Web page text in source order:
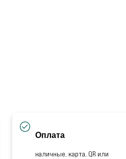
Оплата
наличные, карта, QR или